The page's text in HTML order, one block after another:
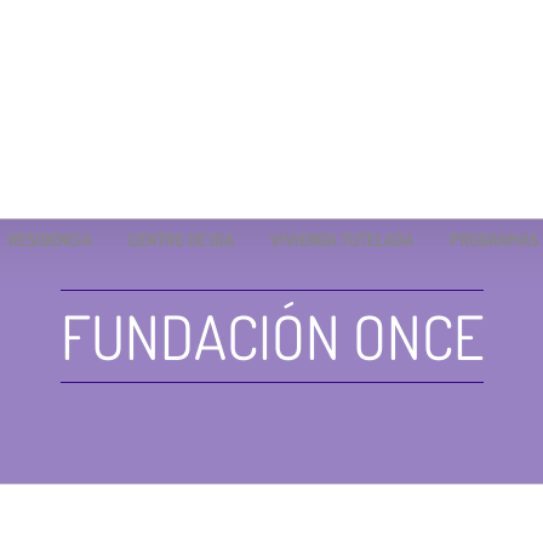
RESIDENCIA CENTRO DE DÍA VIVIENDA TUTELADA PROGRAMAS
FUNDACIÓN ONCE